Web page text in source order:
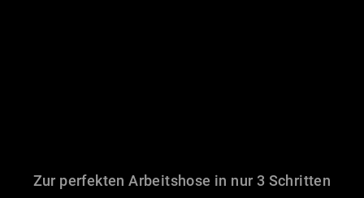
Zur perfekten Arbeitshose in nur 3 Schritten